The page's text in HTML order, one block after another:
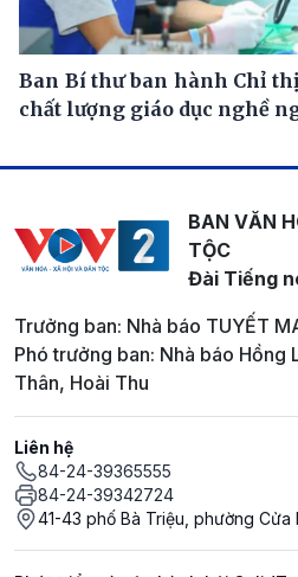
Ban Bí thư ban hành Chỉ
chất lượng giáo dục nghề
BAN VĂN
TỘC
Đài Tiếng
Trưởng ban: Nhà báo TUYẾT
Phó trưởng ban: Nhà báo Hồng
Thân, Hoài Thu
Liên hệ
84-24-39365555
84-24-39342724
41-43 phố Bà Triệu, phường Cửa